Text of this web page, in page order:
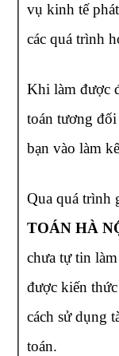
vụ kinh tế
các quá trình
Khi làm được
toán tương
bạn vào làm
Qua quá trình
TOÁN HÀ
chưa tự tin
được kiến
cách sử dụng
toán.